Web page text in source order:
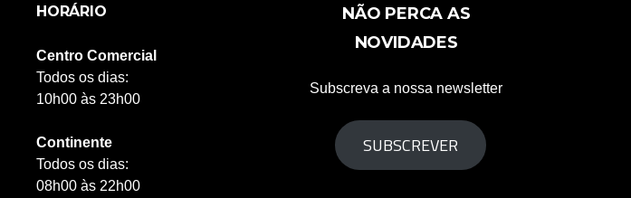
HORÁRIO
Centro Comercial
Todos os dias:
10h00 às 23h00
Continente
Todos os dias:
08h00 às 22h00
NÃO PERCA AS
NOVIDADES
Subscreva a nossa newsletter
SUBSCREVER